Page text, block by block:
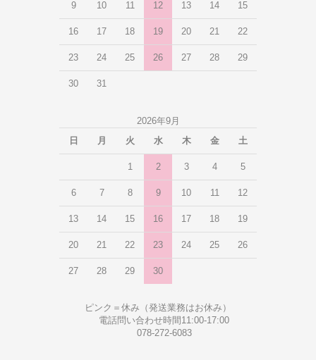
9 10 11 12 13 14 15
16 17 18 19 20 21 22
23 24 25 26 27 28 29
30 31
2026年9月
日
月 火 水 木 金 土
1 2 3 4 5
6 7 8 9 10 11 12
13 14 15 16 17 18 19
20 21 22 23 24 25 26
27 28 29 30
ピンク＝休み（発送業務はお休み）
電話問い合わせ時間11:00-17:00
078-272-6083